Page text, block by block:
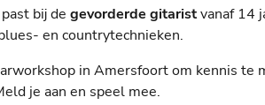
bij de gevorderde gitaristvanaf 14
en countrytechnieken.
in Amersfoort om kennis te
je aan en speel mee.